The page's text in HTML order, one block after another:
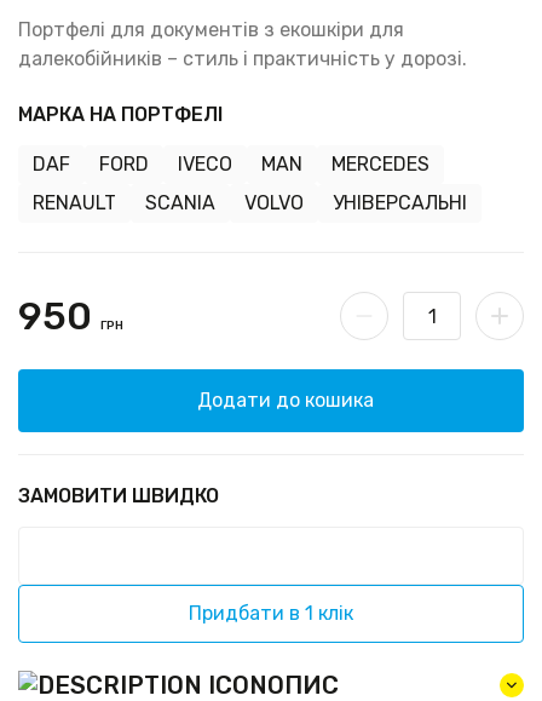
Портфелі для документів з екошкіри для
далекобійників – стиль і практичність у дорозі.
МАРКА НА ПОРТФЕЛІ
DAF FORD IVECO MAN
MERCEDES
RENAULT
SCANIA VOLVO УНІВЕРСАЛЬНІ
950 ГРН
Додати до кошика
ЗАМОВИТИ ШВИДКО
Придбати в 1 клік
ОПИС